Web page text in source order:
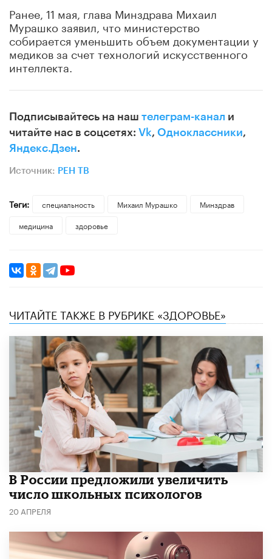
Ранее, 11 мая, глава Минздрава Михаил
Мурашко заявил, что министерство
собирается уменьшить объем документации у
медиков за счет технологий искусственного
интеллекта.
Подписывайтесь на наш телеграм-канал и
читайте нас в соцсетях: Vk, Одноклассники,
Яндекс.Дзен.
Источник: РЕН ТВ
Теги: специальность Михаил Мурашко
Минздрав
медицина
здоровье
ЧИТАЙТЕ ТАКЖЕ В РУБРИКЕ «ЗДОРОВЬЕ»
В России предложили увеличить
число школьных психологов
20 АПРЕЛЯ